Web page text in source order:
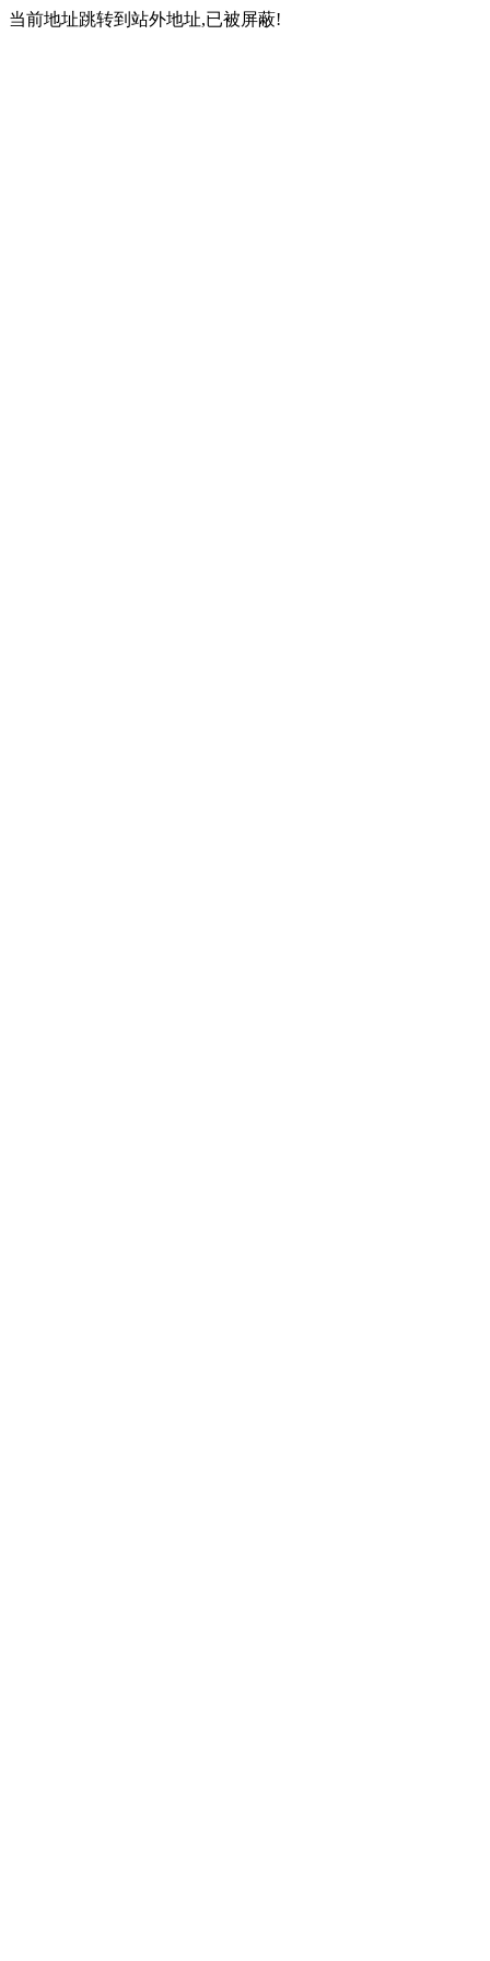
当前地址跳转到站外地址,已被屏蔽!